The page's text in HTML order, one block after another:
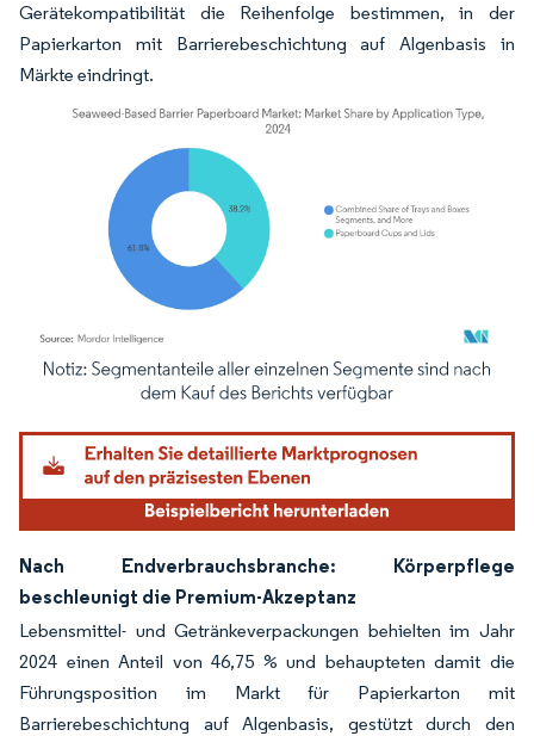
Gerätekompatibilität die Reihenfolge bestimmen, in der
Papierkarton mit Barrierebeschichtung auf Algenbasis in
Märkte eindringt.
Bild © Mordor Intelligence. Wiederverwendung erfordert Namensnennung
Nach Endverbrauchsbranche: Körperpflege
beschleunigt die Premium-Akzeptanz
Lebensmittel- und Getränkeverpackungen behielten im Jahr
2024 einen Anteil von 46,75 % und behaupteten damit die
Führungsposition im Markt für Papierkarton mit
Barrierebeschichtung auf Algenbasis, gestützt durch den